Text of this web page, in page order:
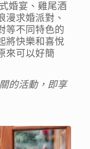
婚宴、雞尾酒
漫求婚派對、
等不同特色的
將快樂和喜悅
來可以好簡
的活動，即享